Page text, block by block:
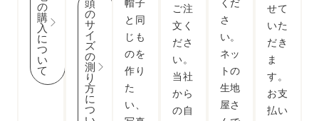
の
購
入
に
つ
い
て
頭
の
サ
イ
ズ
の
測
り
方
に
つ
帽子
と同
じも
のを
作り
た
い、
ご注
文く
ださ
い。
当社
から
の自
くだ
さ
い。
ネッ
トの
生地
屋さ
せて
いた
だき
ま
す。
お支
払い